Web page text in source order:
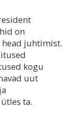
on
head juhtimist.
kogu
uut
ta.